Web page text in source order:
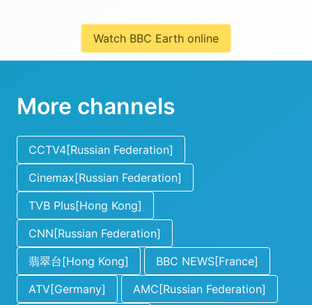
Watch BBC Earth online
More channels
CCTV4[Russian Federation]
Cinemax[Russian Federation]
TVB Plus[Hong Kong]
CNN[Russian Federation]
翡翠台[Hong Kong]
BBC NEWS[France]
ATV[Germany]
AMC[Russian Federation]